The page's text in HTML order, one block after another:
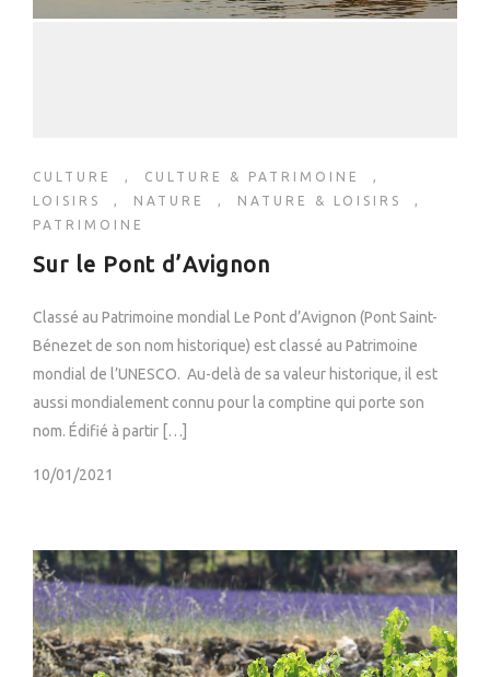
CULTURE , CULTURE & PATRIMOINE
,
LOISIRS
, NATURE , NATURE & LOISIRS
,
PATRIMOINE
Sur le Pont d’Avignon
Classé au Patrimoine mondial Le Pont d’Avignon (Pont Saint-
Bénezet de son nom historique) est classé au Patrimoine
mondial de l’UNESCO. Au-delà de sa valeur historique, il est
aussi mondialement connu pour la comptine qui porte son
nom. Édifié à partir […]
10/01/2021